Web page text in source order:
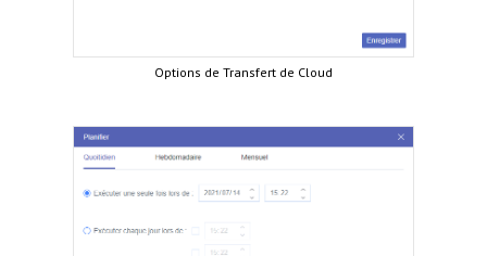
Options de Transfert de Cloud